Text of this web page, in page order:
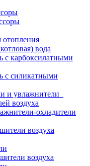
отопления
вода
с карбоксилатными
с силикатными
и увлажнители
воздуха
охладители
воздуха
воздуха